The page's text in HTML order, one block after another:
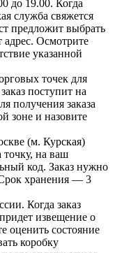
до 19.00. Когда
служба свяжется
предложит выбрать
адрес. Осмотрите
указанной
точек для
поступит на
получения заказа
зоне и назовите
(м. Курская)
точку, на ваш
код. Заказ нужно
хранения — 3
Когда заказ
извещение о
оценить состояние
коробку